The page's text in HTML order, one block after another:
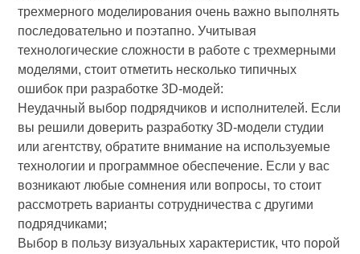
трехмерного моделирования очень важно выполнять
последовательно и поэтапно. Учитывая
технологические сложности в работе с трехмерными
моделями, стоит отметить несколько типичных
ошибок при разработке 3D-модей:
Неудачный выбор подрядчиков и исполнителей. Если
вы решили доверить разработку 3D-модели студии
или агентству, обратите внимание на используемые
технологии и программное обеспечение. Если у вас
возникают любые сомнения или вопросы, то стоит
рассмотреть варианты сотрудничества с другими
подрядчиками;
Выбор в пользу визуальных характеристик, что порой